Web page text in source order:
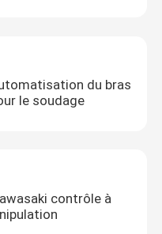
du bras
le soudage
contrôle à